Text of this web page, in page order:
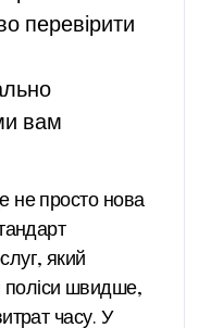
перевірити
вам
не просто нова
який
швидше,
часу. У